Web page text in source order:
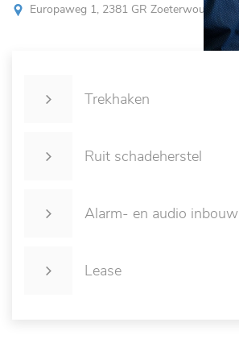
Europaweg 1, 2381 GR Zoeterwoude
Trekhaken
Ruit schadeherstel
Alarm- en audio inbouw
Lease